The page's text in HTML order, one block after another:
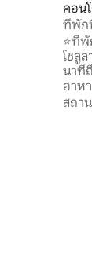
คอน
ที่พัก
ครัน
⭐ที่
โชลู
นาที
อาห
สำห
สถา